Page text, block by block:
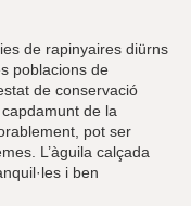
de rapinyaires diürns
poblacions de
de conservació
de la
pot ser
L’àguila calçada
i ben